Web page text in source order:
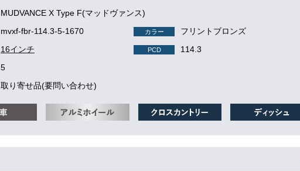
MUDVANCE X Type F(マッドヴァンス)
mvxf-fbr-114.3-5-1670 カラー フリントブロンズ
16インチ PCD 114.3
5
取り寄せ品(要問い合わせ)